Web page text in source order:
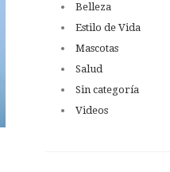
Belleza
Estilo de Vida
Mascotas
Salud
Sin categoría
Videos